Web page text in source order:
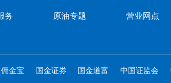
务 原油专题 营业网点
佣金宝 国金证券 国金道富 中国证监会